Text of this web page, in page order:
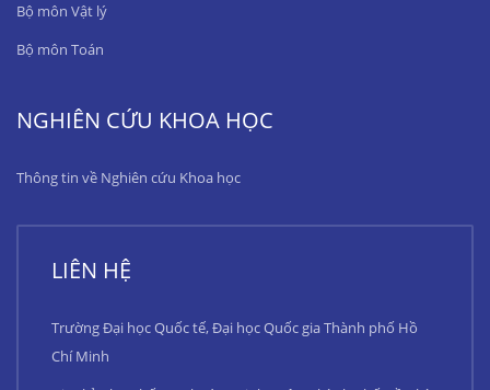
Bộ môn Vật lý
Bộ môn Toán
NGHIÊN CỨU KHOA HỌC
Thông tin về Nghiên cứu Khoa học
LIÊN HỆ
Trường Đại học Quốc tế, Đại học Quốc gia Thành phố Hồ
Chí Minh